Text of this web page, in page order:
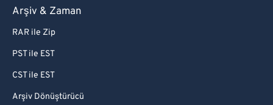
Arşiv & Zaman
RAR ile Zip
PST ile EST
CST ile EST
Arşiv Dönüştürücü